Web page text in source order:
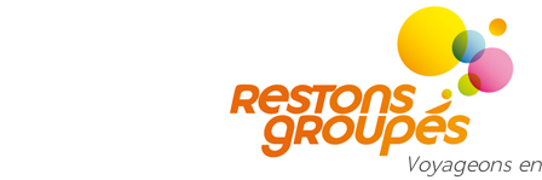
Voyageons